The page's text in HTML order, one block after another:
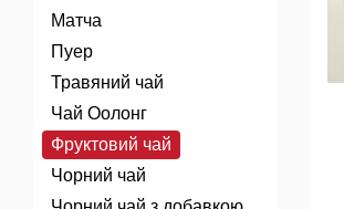
Матча
Пуер
Травяний чай
Чай Оолонг
Фруктовий чай
Чорний чай